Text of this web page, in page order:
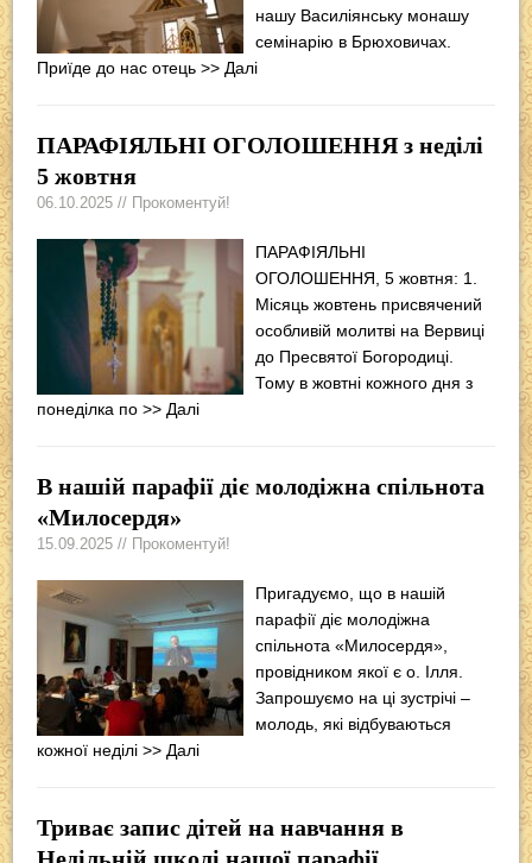
нашу Василіянську монашу
семінарію в Брюховичах.
Приїде до нас отець>> Далі
ПАРАФІЯЛЬНІ ОГОЛОШЕННЯ з неділі
5 жовтня
06.10.2025 // Прокоментуй!
ПАРАФІЯЛЬНІ
ОГОЛОШЕННЯ, 5 жовтня: 1.
Місяць жовтень присвячений
особливій молитві на Вервиці
до Пресвятої Богородиці.
Тому в жовтні кожного дня з
понеділка по>> Далі
В нашій парафії діє молодіжна спільнота
«Милосердя»
15.09.2025 // Прокоментуй!
Пригадуємо, що в нашій
парафії діє молодіжна
спільнота «Милосердя»,
провідником якої є о. Ілля.
Запрошуємо на ці зустрічі –
молодь, які відбуваються
кожної неділі>> Далі
Триває запис дітей на навчання в